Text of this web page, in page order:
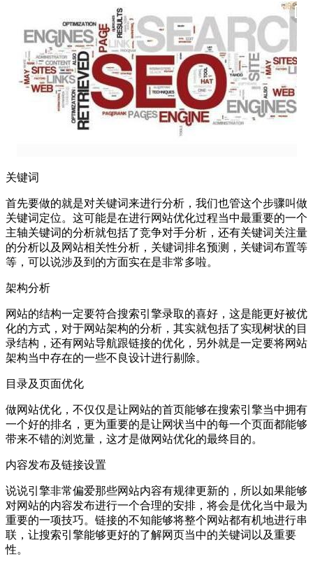
关键词
首先要做的就是对关键词来进行分析，我们也管这个步骤叫做
关键词定位。这可能是在进行网站优化过程当中最重要的一个
主轴关键词的分析就包括了竞争对手分析，还有关键词关注量
的分析以及网站相关性分析，关键词排名预测，关键词布置等
等，可以说涉及到的方面实在是非常多啦。
架构分析
网站的结构一定要符合搜索引擎录取的喜好，这是能更好被优
化的方式，对于网站架构的分析，其实就包括了实现树状的目
录结构，还有网站导航跟链接的优化，另外就是一定要将网站
架构当中存在的一些不良设计进行剔除。
目录及页面优化
做网站优化，不仅仅是让网站的首页能够在搜索引擎当中拥有
一个好的排名，更为重要的是让网状当中的每一个页面都能够
带来不错的浏览量，这才是做网站优化的最终目的。
内容发布及链接设置
说说引擎非常偏爱那些网站内容有规律更新的，所以如果能够
对网站的内容发布进行一个合理的安排，将会是优化当中最为
重要的一项技巧。链接的不知能够将整个网站都有机地进行串
联，让搜索引擎能够更好的了解网页当中的关键词以及重要
性。